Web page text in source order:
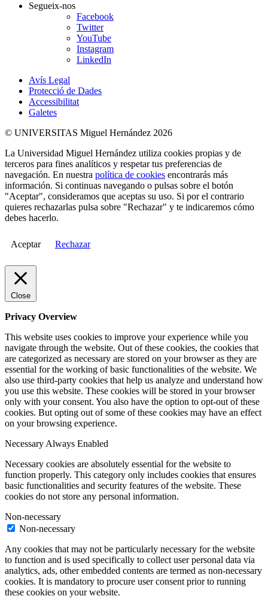
Segueix-nos
Facebook
Twitter
YouTube
Instagram
LinkedIn
Avís Legal
Protecció de Dades
Accessibilitat
Galetes
© UNIVERSITAS Miguel Hernández 2026
La Universidad Miguel Hernández utiliza cookies propias y de
terceros para fines analíticos y respetar tus preferencias de
navegación. En nuestra política de cookies encontrarás más
información. Si continuas navegando o pulsas sobre el botón
"Aceptar", consideramos que aceptas su uso. Si por el contrario
quieres rechazarlas pulsa sobre "Rechazar" y te indicaremos cómo
debes hacerlo.
Aceptar Rechazar
Close
Privacy Overview
This website uses cookies to improve your experience while you
navigate through the website. Out of these cookies, the cookies that
are categorized as necessary are stored on your browser as they are
essential for the working of basic functionalities of the website. We
also use third-party cookies that help us analyze and understand how
you use this website. These cookies will be stored in your browser
only with your consent. You also have the option to opt-out of these
cookies. But opting out of some of these cookies may have an effect
on your browsing experience.
Necessary Always Enabled
Necessary cookies are absolutely essential for the website to
function properly. This category only includes cookies that ensures
basic functionalities and security features of the website. These
cookies do not store any personal information.
Non-necessary
Non-necessary
Any cookies that may not be particularly necessary for the website
to function and is used specifically to collect user personal data via
analytics, ads, other embedded contents are termed as non-necessary
cookies. It is mandatory to procure user consent prior to running
these cookies on your website.